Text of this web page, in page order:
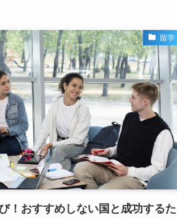
留学
！おすすめしない国と成功するた